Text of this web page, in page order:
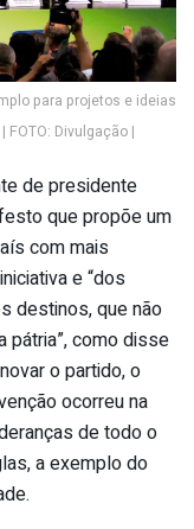
para projetos e ideias
Divulgação |
de presidente
que propõe um
com mais
e “dos
destinos, que não
pátria”, como disse
o partido, o
ocorreu na
de todo o
a exemplo do